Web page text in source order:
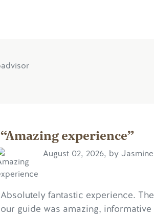
“Amazing experience”
August 02, 2026, by
Absolutely fantastic experience.
our guide was amazing,